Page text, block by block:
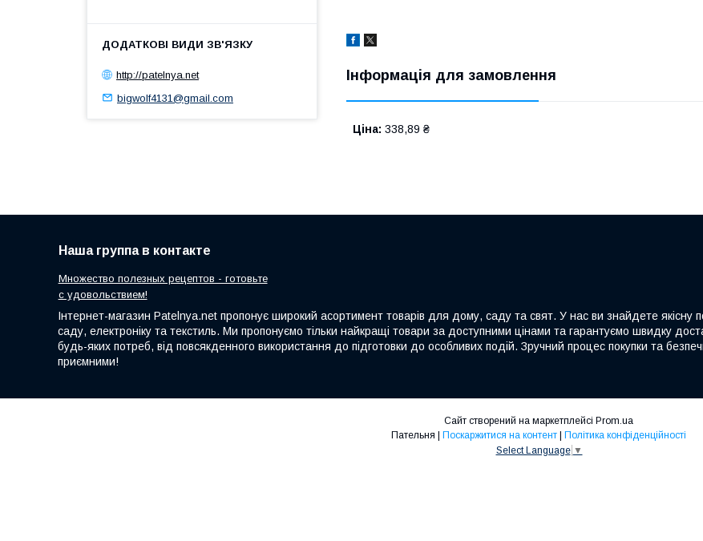
Інформація для замовлення
Ціна: 338,89 ₴
http://patelnya.net
bigwolf4131@gmail.com
Наша группа в контакте
Множество полезных рецептов - готовьте
с удовольствием!
Інтернет-магазин Patelnya.net пропонує широкий асортимент товарів для дому, саду та свят. У нас ви знайдете якісну
саду, електроніку та текстиль. Ми пропонуємо тільки найкращі товари за доступними цінами та гарантуємо швидку
будь-яких потреб, від повсякденного використання до підготовки до особливих подій. Зручний процес покупки та
приємними!
Сайт створений на маркетплейсі Prom.ua
Пательня | Поскаржитися на контент | Політика конфіденційності
Select Language ▼